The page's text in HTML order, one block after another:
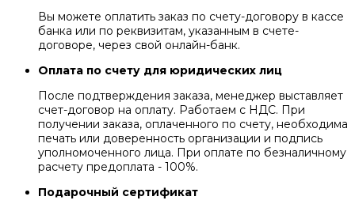
Вы можете оплатить заказ по счету-договору в кассе
банка или по реквизитам, указанным в счете-
договоре, через свой онлайн-банк.
Оплата по счету для юридических лиц
После подтверждения заказа, менеджер выставляет
счет-договор на оплату. Работаем с НДС. При
получении заказа, оплаченного по счету, необходима
печать или доверенность организации и подпись
уполномоченного лица. При оплате по безналичному
расчету предоплата - 100%.
Подарочный сертификат